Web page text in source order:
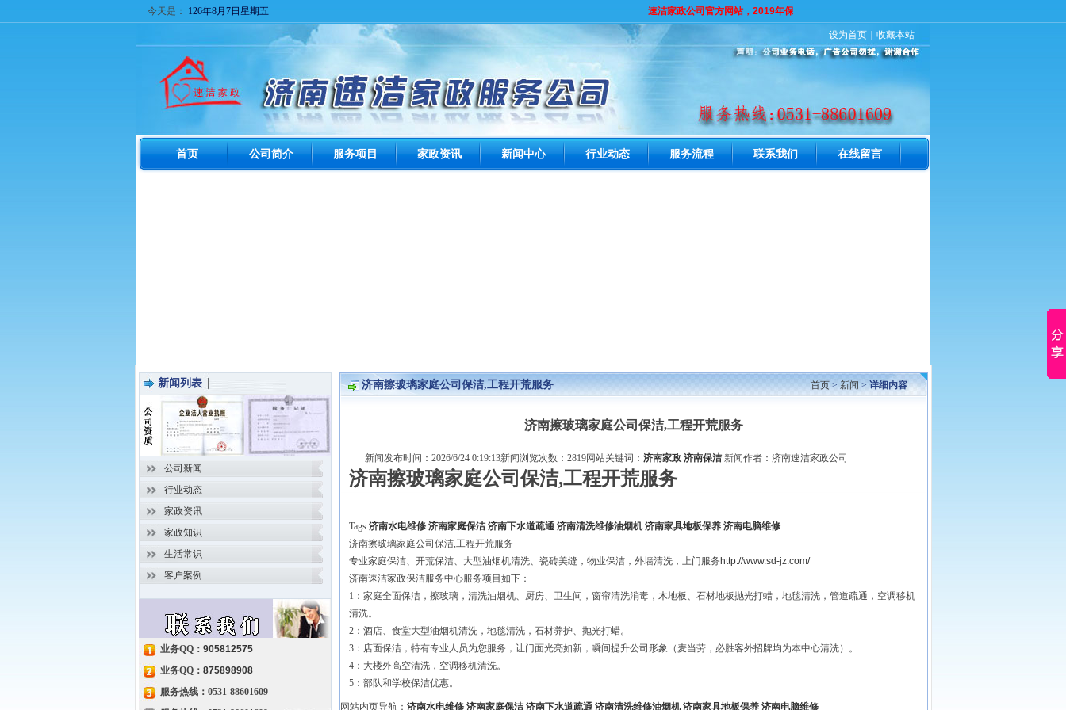
今天是： 126年8月7日星期五 速洁家政公司官方网站，2019年保洁火爆预定中，电话：0531-88601609 打此电话为速洁家政公
设为首页 收藏本站
首页 公司简介 服务项目 家政资讯 新闻中心 行业动态 服务流程 联系我们 在线留言
新闻列表
公司新闻
行业动态
家政资讯
家政知识
生活常识
客户案例
业务QQ： 905812575
业务QQ： 875898908
服务热线：0531-88601609
济南擦玻璃家庭公司保洁,工程开荒服务 首页>新闻 >详细内容
济南擦玻璃家庭公司保洁,工程开荒服务
新闻发布时间：2026/6/24 0:19:13新闻浏览次数：2819网站关键词： 济南家政 济南保洁新闻作者：济南速洁家政公司
济南擦玻璃家庭公司保洁,工程开荒服务
Tags:济南水电维修 济南家庭保洁 济南下水道疏通 济南清洗维修油烟机 济南家具地板保养 济南电脑维修
济南擦玻璃家庭公司保洁,工程开荒服务
专业家庭保洁、开荒保洁、大型油烟机清洗、瓷砖美缝，物业保洁，外墙清洗，上门服务 http://www.sd-jz.com/
济南速洁家政保洁服务中心服务项目如下：
1：家庭全面保洁，擦玻璃，清洗油烟机、厨房、卫生间，窗帘清洗消毒，木地板、石材地板抛光打蜡，地毯清洗，管道疏通，空调移机
清洗。
2：酒店、食堂大型油烟机清洗，地毯清洗，石材养护、抛光打蜡。
3：店面保洁，特有专业人员为您服务，让门面光亮如新，瞬间提升公司形象（麦当劳，必胜客外招牌均为本中心清洗）。
4：大楼外高空清洗，空调移机清洗。
5：部队和学校保洁优惠。
网站内页导航： 济南水电维修 济南家庭保洁 济南下水道疏通 济南清洗维修油烟机 济南家具地板保养 济南电脑维修